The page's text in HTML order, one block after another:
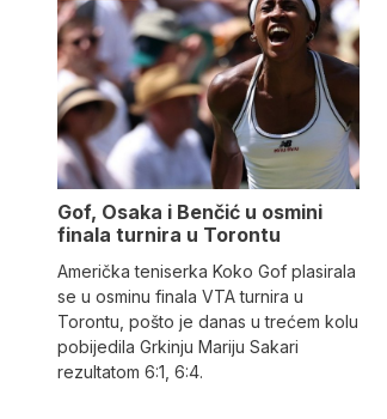
Gof, Osaka i Benčić u osmini
finala turnira u Torontu
Američka teniserka Koko Gof plasirala
se u osminu finala VTA turnira u
Torontu, pošto je danas u trećem kolu
pobijedila Grkinju Mariju Sakari
rezultatom 6:1, 6:4.